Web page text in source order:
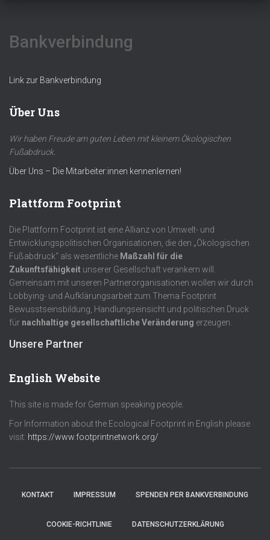
Bankverbindung
Link zur Bankverbindung
Über Uns
Wir haben Freude am guten Leben mit kleinem Ökologischen
Fußabdruck.
Über Uns – Die Mitarbeiter:innen kennenlernen!
Plattform Footprint
Die Plattform Footprint ist eine Allianz von Umwelt- und
Entwicklungspolitischen Organisationen, die den „Ökologischen
Fußabdruck“ als wesentliche Maßzahl für die
Zukunftsfähigkeit unserer Gesellschaft verankern will.
Gemeinsam mit unseren Partnerorganisationen wollen wir durch
Lobbying- und Aufklärungsarbeit zum Thema Footprint
Bewusstseinsbildung, Handlungseinsicht und politischen Druck
für nachhaltige gesellschaftliche Veränderung erzeugen.
Unsere Partner
English Website
This site is made for German speaking people.
For Information about the Ecological Footprint in English please
visit: https://www.footprintnetwork.org/
KONTAKT IMPRESSUM SPENDEN PER BANKVERBINDUNG
COOKIE-RICHTLINIE DATENSCHUTZERKLÄRUNG